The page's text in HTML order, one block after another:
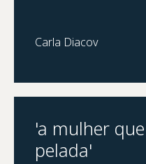
Carla Diacov
'a mulher
pelada'